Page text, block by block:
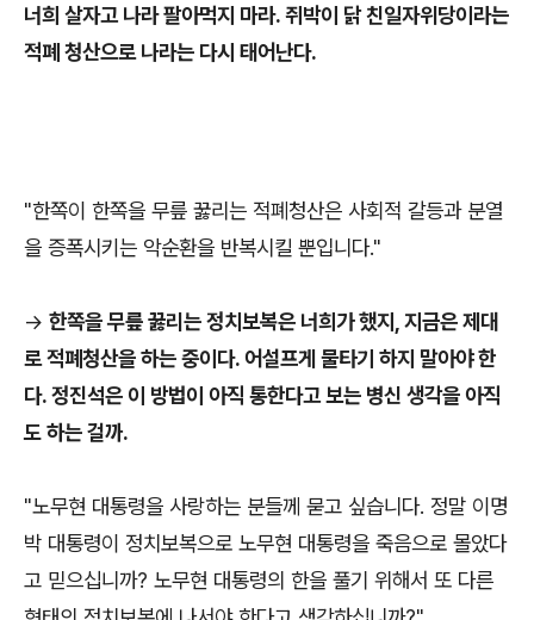
너희 살자고 나라 팔아먹지 마라. 쥐박이 닭 친일자위당이라는
적폐 청산으로 나라는 다시 태어난다.
"한쪽이 한쪽을 무릎 꿇리는 적폐청산은 사회적 갈등과 분열
을 증폭시키는 악순환을 반복시킬 뿐입니다."
-> ​한쪽을 무릎 꿇리는 정치보복은 너희가 했지, 지금은 제대
로 적폐청산을 하는 중이다. 어설프게 물타기 하지 말아야 한
다. 정진석은 이 방법이 아직 통한다고 보는 병신 생각을 아직
도 하는 걸까.
"노무현 대통령을 사랑하는 분들께 묻고 싶습니다. 정말 이명
박 대통령이 정치보복으로 노무현 대통령을 죽음으로 몰았다
고 믿으십니까? 노무현 대통령의 한을 풀기 위해서 또 다른